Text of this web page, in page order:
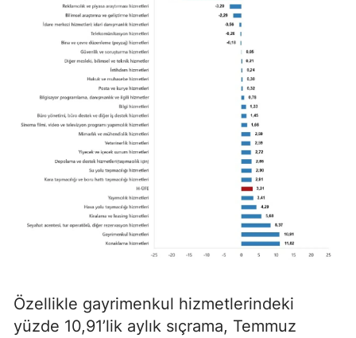
Özellikle gayrimenkul hizmetlerindeki
yüzde 10,91’lik aylık sıçrama, Temmuz